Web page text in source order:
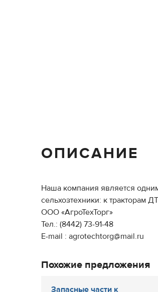
ОПИСАНИЕ
Наша компания является
сельхозтехники: к тракторам
ООО «АгроТехТорг»
Тел.: (8442) 73-91-48
E-mail : agrotechtorg@mail.ru
Похожие предложения
Запасные части к